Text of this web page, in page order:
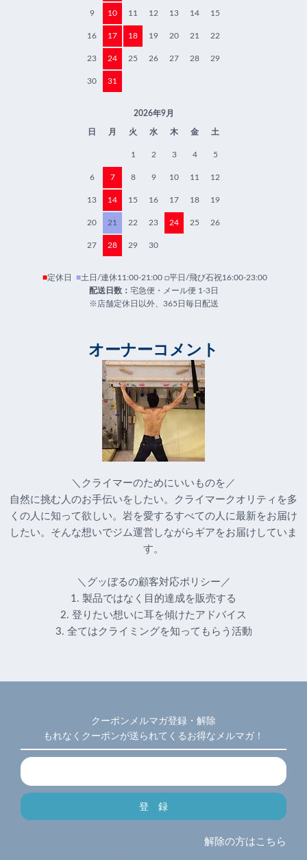
9 10 11 12 13 14 15
16 17 18 19 20 21 22
23 24 25 26 27 28 29
30 31
2026年9月
日 月 火 水 木 金 土
1 2 3 4 5
6 7 8 9 10 11 12
13 14 15 16 17 18 19
20 21 22 23 24 25 26
27 28 29 30
■定休日 ■土日/連休11:00-21:00 □平日/飛び石祝16:00-23:00
配送日数： 宅急便・メール便 1-3日
※店舗定休日以外、365日毎日配送
オーナーコメント
＼クライマーのためにいいものを／
自然に挑む人のお手伝いをしたい。クライマークオリティを多
くの人に知って欲しい。岩を愛するすべての人に最新をお届け
したい。そんな想いでジム運営しながらギアをお届けしていま
す。
＼グッぼるの顧客対応ポリシー／
1. 製品ではなく目的達成を販売する
2. 登りたい想いに耳を傾けたアドバイス
3. 全てはクライミングを知ってもらう活動
クーポンメルマガ登録・解除
もれなくクーポンが送られてくるお得なメルマガ！
解除の方はこちら